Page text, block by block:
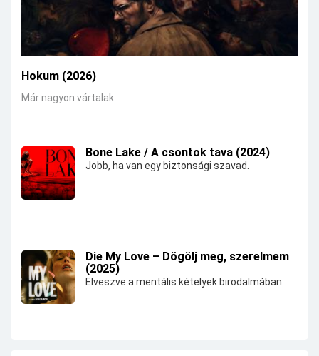
Hokum (2026)
Már nagyon vártalak.
Bone Lake / A csontok tava (2024)
Jobb, ha van egy biztonsági szavad.
Die My Love – Dögölj meg, szerelmem
(2025)
Elveszve a mentális kételyek birodalmában.